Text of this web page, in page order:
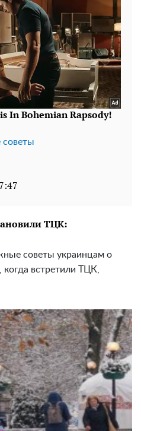
советы
ТЦК:
советы украинцам о
встретили ТЦК,